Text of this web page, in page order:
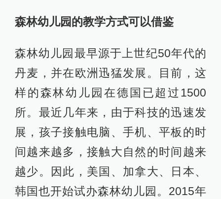
森林幼儿园的教学方式可以借鉴
森林幼儿园最早源于上世纪50年代的
丹麦，并在欧洲迅猛发展。目前，这
样的森林幼儿园在德国已超过1500
所。最近几年来，由于科技的迅速发
展，孩子接触电脑、手机、平板的时
间越来越多，接触大自然的时间越来
越少。因此，美国、加拿大、日本、
韩国也开始试办森林幼儿园。2015年